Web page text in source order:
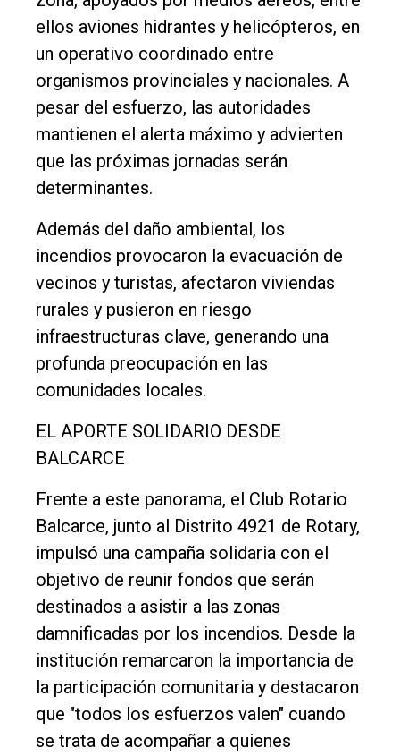
ellos aviones hidrantes y helicópteros, en
un operativo coordinado entre
organismos provinciales y nacionales. A
pesar del esfuerzo, las autoridades
mantienen el alerta máximo y advierten
que las próximas jornadas serán
determinantes.
Además del daño ambiental, los
incendios provocaron la evacuación de
vecinos y turistas, afectaron viviendas
rurales y pusieron en riesgo
infraestructuras clave, generando una
profunda preocupación en las
comunidades locales.
EL APORTE SOLIDARIO DESDE
BALCARCE
Frente a este panorama, el Club Rotario
Balcarce, junto al Distrito 4921 de Rotary,
impulsó una campaña solidaria con el
objetivo de reunir fondos que serán
destinados a asistir a las zonas
damnificadas por los incendios. Desde la
institución remarcaron la importancia de
la participación comunitaria y destacaron
que "todos los esfuerzos valen" cuando
se trata de acompañar a quienes